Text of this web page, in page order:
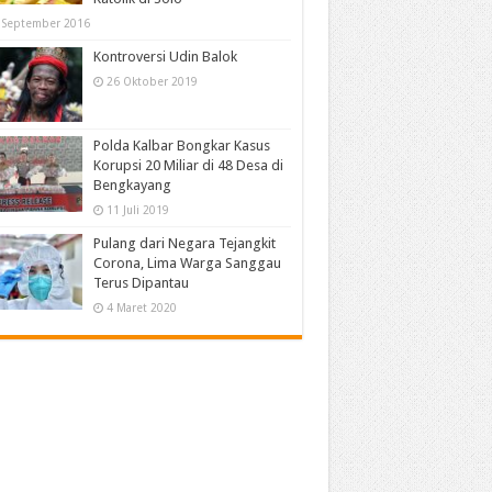
2016
Kontroversi Udin Balok
26 Oktober 2019
Polda Kalbar Bongkar Kasus
Korupsi 20 Miliar di 48 Desa di
Bengkayang
11 Juli 2019
Pulang dari Negara Tejangkit
Corona, Lima Warga Sanggau
Terus Dipantau
4 Maret 2020